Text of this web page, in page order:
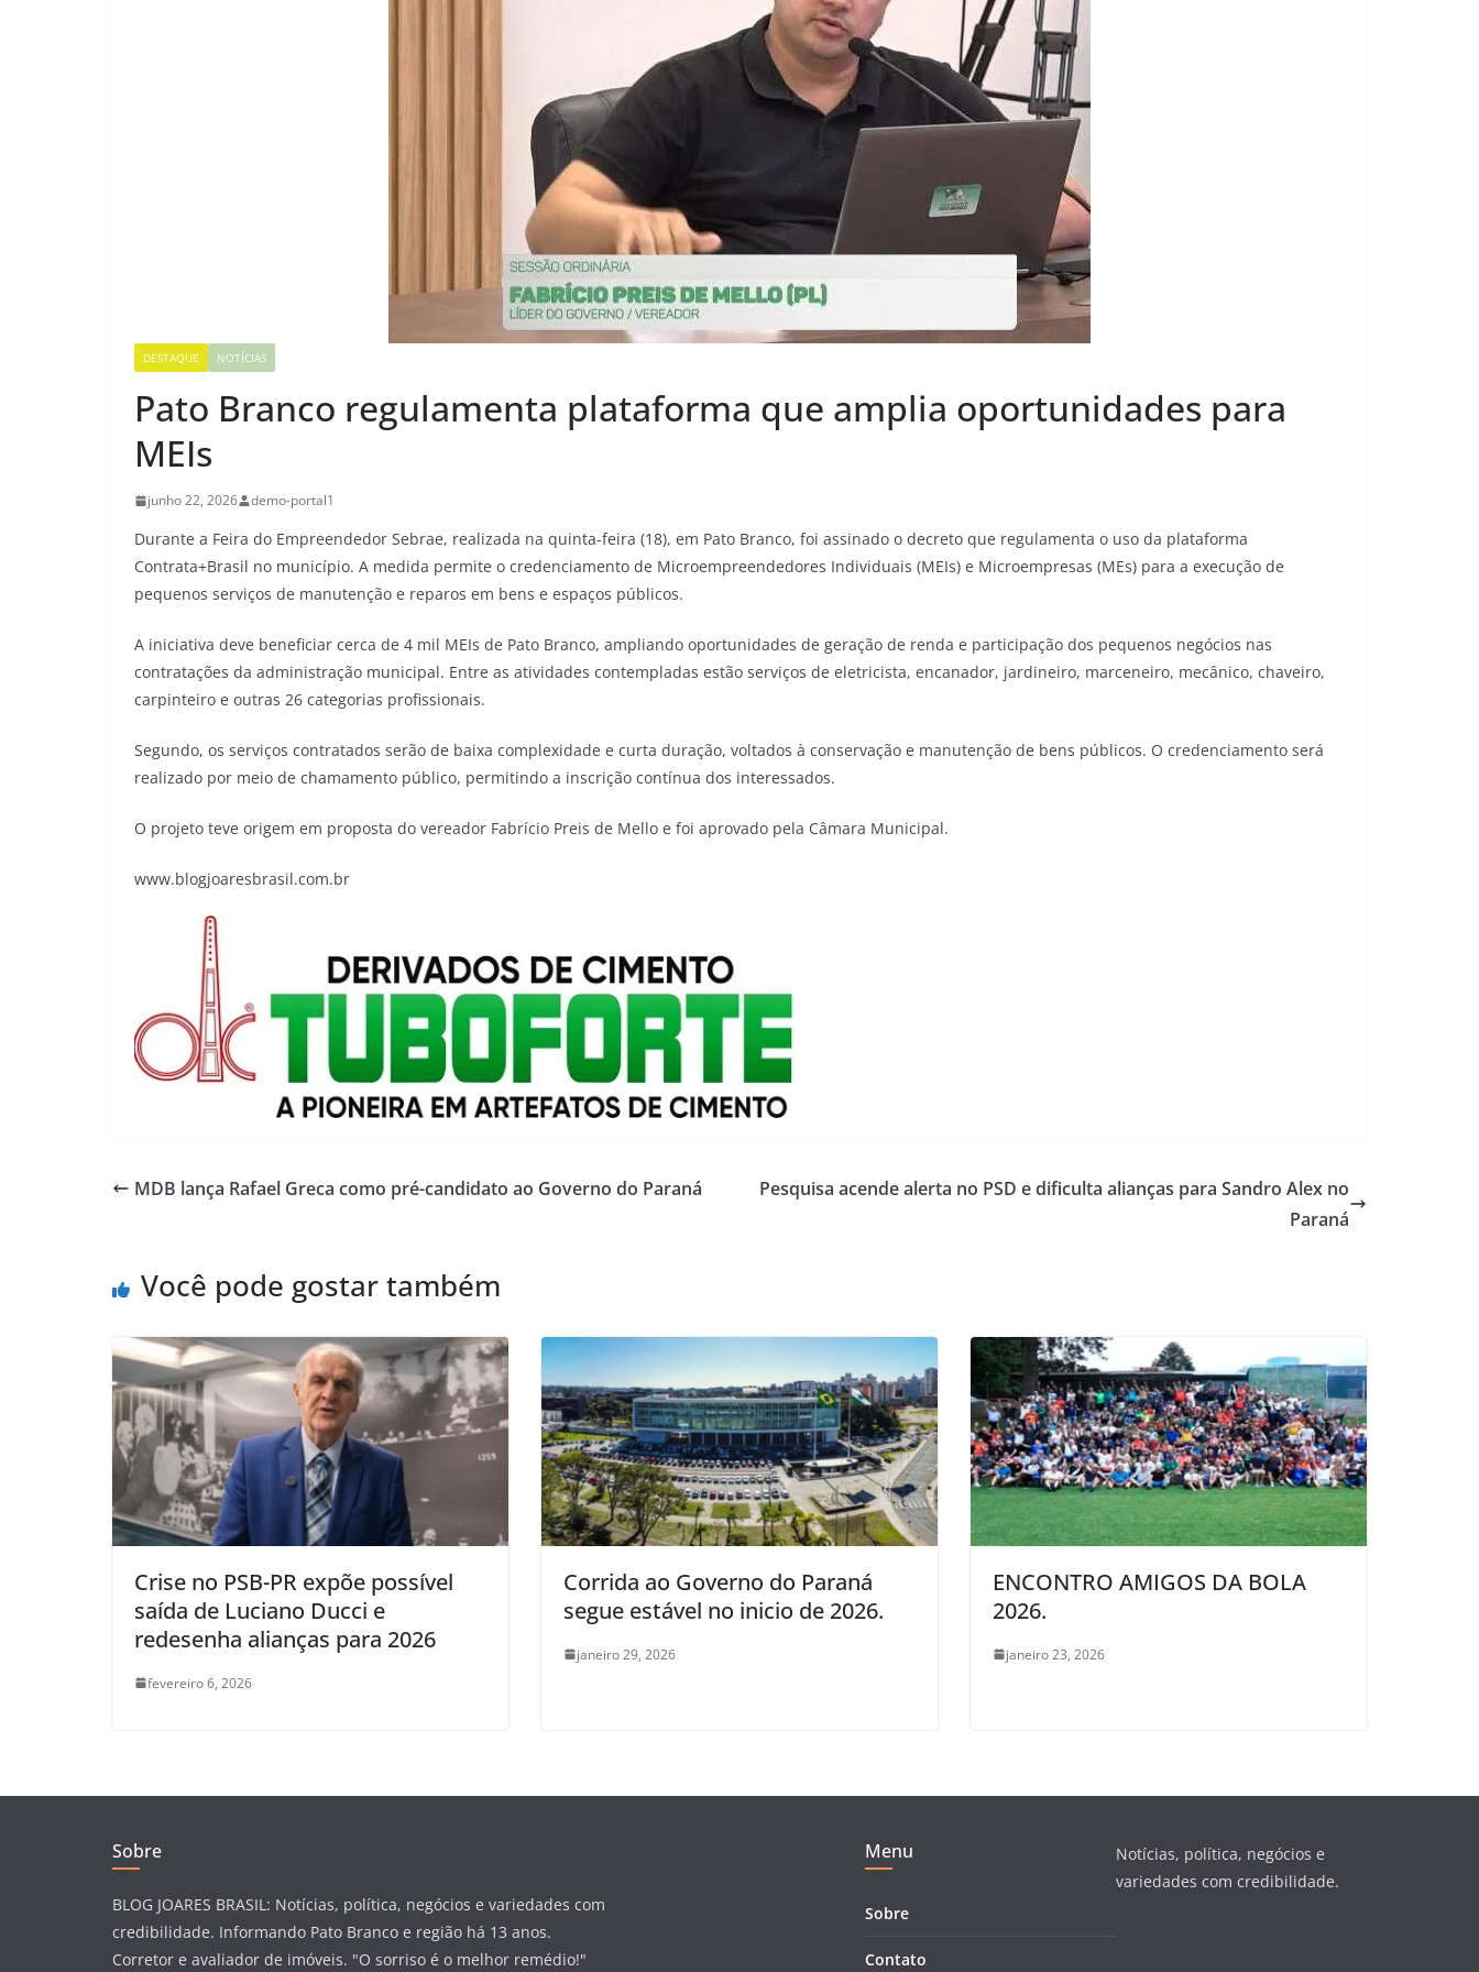
DESTAQUE NOTÍCIAS
Pato Branco regulamenta plataforma que amplia oportunidades para
MEIs
junho 22, 2026 demo-portal1
Durante a Feira do Empreendedor Sebrae, realizada na quinta-feira (18), em Pato Branco, foi assinado o decreto que regulamenta o uso da plataforma
Contrata+Brasil no município. A medida permite o credenciamento de Microempreendedores Individuais (MEIs) e Microempresas (MEs) para a execução de
pequenos serviços de manutenção e reparos em bens e espaços públicos.
A iniciativa deve beneficiar cerca de 4 mil MEIs de Pato Branco, ampliando oportunidades de geração de renda e participação dos pequenos negócios nas
contratações da administração municipal. Entre as atividades contempladas estão serviços de eletricista, encanador, jardineiro, marceneiro, mecânico, chaveiro,
carpinteiro e outras 26 categorias profissionais.
Segundo, os serviços contratados serão de baixa complexidade e curta duração, voltados à conservação e manutenção de bens públicos. O credenciamento será
realizado por meio de chamamento público, permitindo a inscrição contínua dos interessados.
O projeto teve origem em proposta do vereador Fabrício Preis de Mello e foi aprovado pela Câmara Municipal.
www.blogjoaresbrasil.com.br
MDB lança Rafael Greca como pré-candidato ao Governo do Paraná
Pesquisa acende alerta no PSD e dificulta alianças para Sandro Alex no
Paraná
Você pode gostar também
Crise no PSB-PR expõe possível
saída de Luciano Ducci e
redesenha alianças para 2026
fevereiro 6, 2026
Corrida ao Governo do Paraná
segue estável no inicio de 2026.
janeiro 29, 2026
ENCONTRO AMIGOS DA BOLA
2026.
janeiro 23, 2026
Sobre
BLOG JOARES BRASIL: Notícias, política, negócios e variedades com
credibilidade. Informando Pato Branco e região há 13 anos.
Corretor e avaliador de imóveis. "O sorriso é o melhor remédio!"
Menu
Sobre
Contato
Notícias, política, negócios e
variedades com credibilidade.